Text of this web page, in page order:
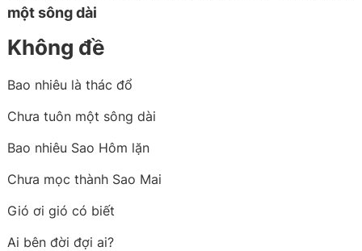
một sông dài
Không đề
Bao nhiêu là thác đổ
Chưa tuôn một sông dài
Bao nhiêu Sao Hôm lặn
Chưa mọc thành Sao Mai
Gió ơi gió có biết
Ai bên đời đợi ai?